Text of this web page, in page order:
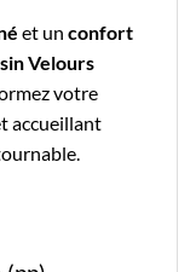
et un confort
Velours
votre
accueillant